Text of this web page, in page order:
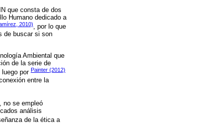
que consta de dos
Humano dedicado a
2010), por lo que
de buscar si son
Ambiental que
de la serie de
luego por Painter (2012)
entre la
no se empleó
análisis
de la ética a